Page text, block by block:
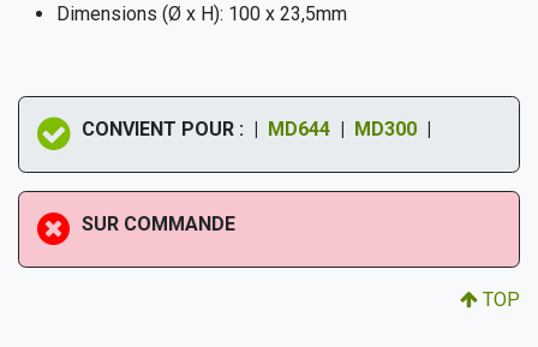
Dimensions (Ø x H): 100 x 23,5mm
CONVIENT POUR : | MD644 | MD300 |
SUR COMMANDE
TOP